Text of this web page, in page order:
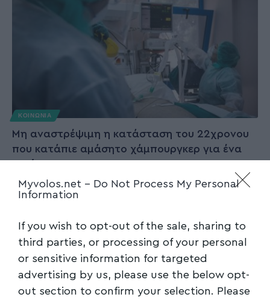
Myvolos.net - Do Not Process My Personal
Information
If you wish to opt-out of the sale, sharing to
third parties, or processing of your personal
or sensitive information for targeted
advertising by us, please use the below opt-
out section to confirm your selection. Please
ΚΟΙΝΩΝΙΑ
Μη αναστρέψιμη η κατάσταση του 22χρονου
που κατάπιε αμάσητο χάμπουργκερ για ένα
στοίχημα
Μη αναστρέψιμη κρίνεται η κατάσταση της
αμάσητο χάρμπουγκερ και…
Newsroom 13/11/2025